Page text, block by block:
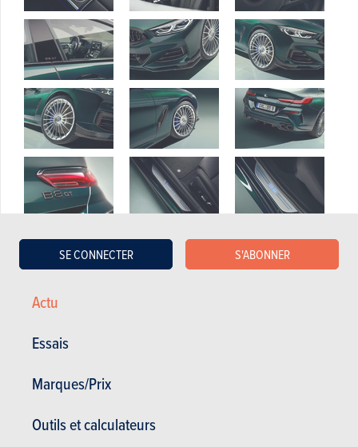
Actu
Essais
Marques/Prix
Outils et calculateurs
SE CONNECTER S'ABONNER
Actualités
Occasions & Stock